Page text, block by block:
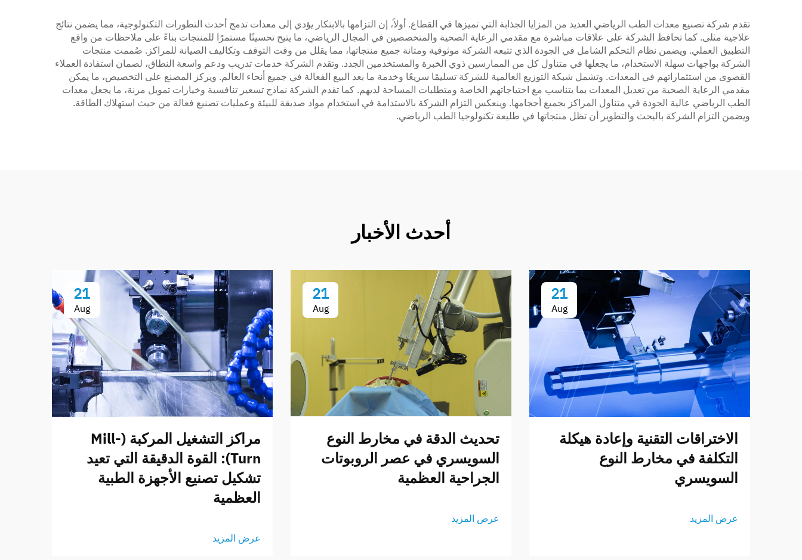
تقدم شركة تصنيع معدات الطب الرياضي العديد من المزايا الجذابة التي تميزها في القطاع. أولاً، إن التزامها بالابتكار يؤدي إلى معدات تدمج أحدث التطورات التكنولوجية، مما يضمن نتائج
علاجية مثلى. كما تحافظ الشركة على علاقات مباشرة مع مقدمي الرعاية الصحية والمتخصصين في المجال الرياضي، ما يتيح تحسينًا مستمرًا للمنتجات بناءً على ملاحظات من واقع
التطبيق العملي. ويضمن نظام التحكم الشامل في الجودة الذي تتبعه الشركة موثوقية ومتانة جميع منتجاتها، مما يقلل من وقت التوقف وتكاليف الصيانة للمراكز. صُممت منتجات
الشركة بواجهات سهلة الاستخدام، ما يجعلها في متناول كل من الممارسين ذوي الخبرة والمستخدمين الجدد. وتقدم الشركة خدمات تدريب ودعم واسعة النطاق، لضمان استفادة العملاء
القصوى من استثماراتهم في المعدات. وتشمل شبكة التوزيع العالمية للشركة تسليمًا سريعًا وخدمة ما بعد البيع الفعالة في جميع أنحاء العالم. ويركز المصنع على التخصيص، ما يمكن
مقدمي الرعاية الصحية من تعديل المعدات بما يتناسب مع احتياجاتهم الخاصة ومتطلبات المساحة لديهم. كما تقدم الشركة نماذج تسعير تنافسية وخيارات تمويل مرنة، ما يجعل معدات
الطب الرياضي عالية الجودة في متناول المراكز بجميع أحجامها. وينعكس التزام الشركة بالاستدامة في استخدام مواد صديقة للبيئة وعمليات تصنيع فعالة من حيث استهلاك الطاقة.
ويضمن التزام الشركة بالبحث والتطوير أن تظل منتجاتها في طليعة تكنولوجيا الطب الرياضي.
أحدث الأخبار
21
Aug
الاختراقات التقنية وإعادة هيكلة
التكلفة في مخارط النوع
السويسري
عرض المزيد
21
Aug
تحديث الدقة في مخارط النوع
السويسري في عصر الروبوتات
الجراحية العظمية
عرض المزيد
21
Aug
مراكز التشغيل المركبة (Mill-
Turn): القوة الدقيقة التي تعيد
تشكيل تصنيع الأجهزة الطبية
العظمية
عرض المزيد